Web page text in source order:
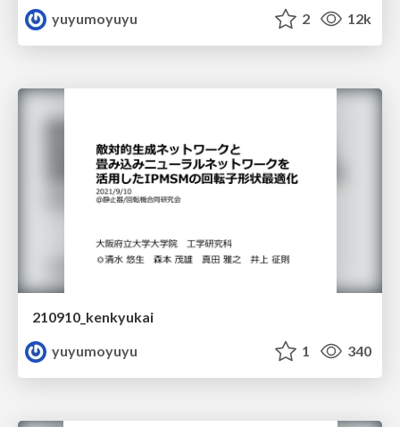
yuyumoyuyu
2 12k
210910_kenkyukai
yuyumoyuyu
1 340